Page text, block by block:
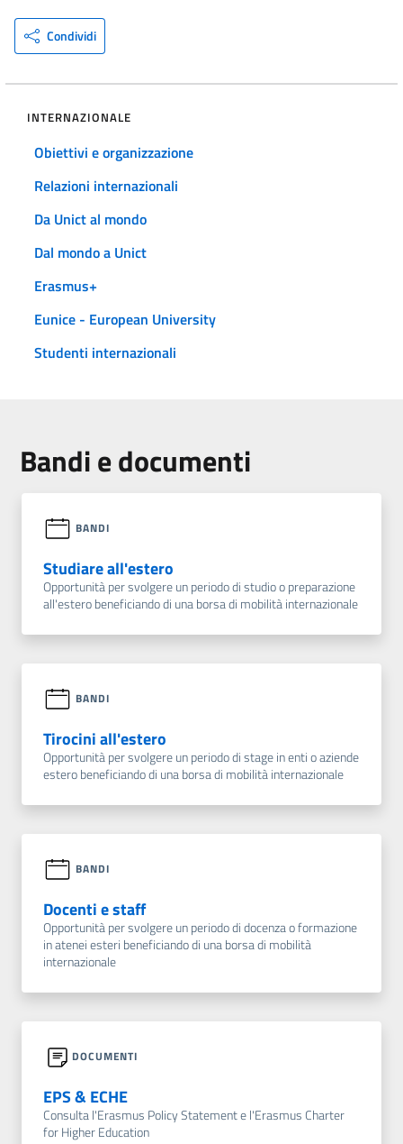
Condividi
INTERNAZIONALE
Obiettivi e organizzazione
Relazioni internazionali
Da Unict al mondo
Dal mondo a Unict
Erasmus+
Eunice - European University
Studenti internazionali
Bandi e documenti
BANDI
Studiare all'estero
Opportunità per svolgere un periodo di studio o preparazione
all'estero beneficiando di una borsa di mobilità internazionale
BANDI
Tirocini all'estero
Opportunità per svolgere un periodo di stage in enti o aziende
estero beneficiando di una borsa di mobilità internazionale
BANDI
Docenti e staff
Opportunità per svolgere un periodo di docenza o formazione
in atenei esteri beneficiando di una borsa di mobilità
internazionale
DOCUMENTI
EPS & ECHE
Consulta l'Erasmus Policy Statement e l'Erasmus Charter
for Higher Education